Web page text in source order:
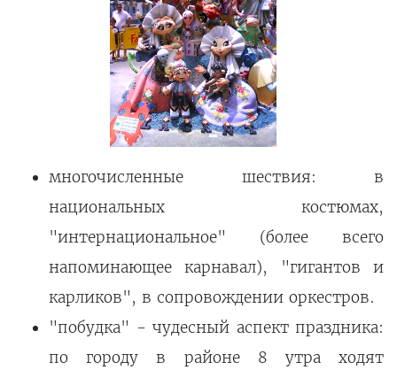
многочисленные шествия: в
национальных костюмах,
"интернациональное" (более всего
напоминающее карнавал), "гигантов и
карликов", в сопровождении оркестров.
"побудка" - чудесный аспект праздника:
по городу в районе 8 утра ходят